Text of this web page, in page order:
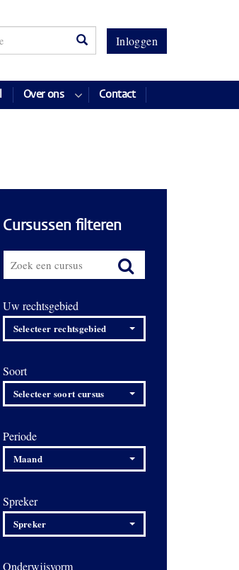
Inloggen
Over ons Contact
Cursussen filteren
Uw rechtsgebied
Selecteer rechtsgebied
Soort
Selecteer soort cursus
Periode
Maand
Spreker
Spreker
Onderwijsvorm